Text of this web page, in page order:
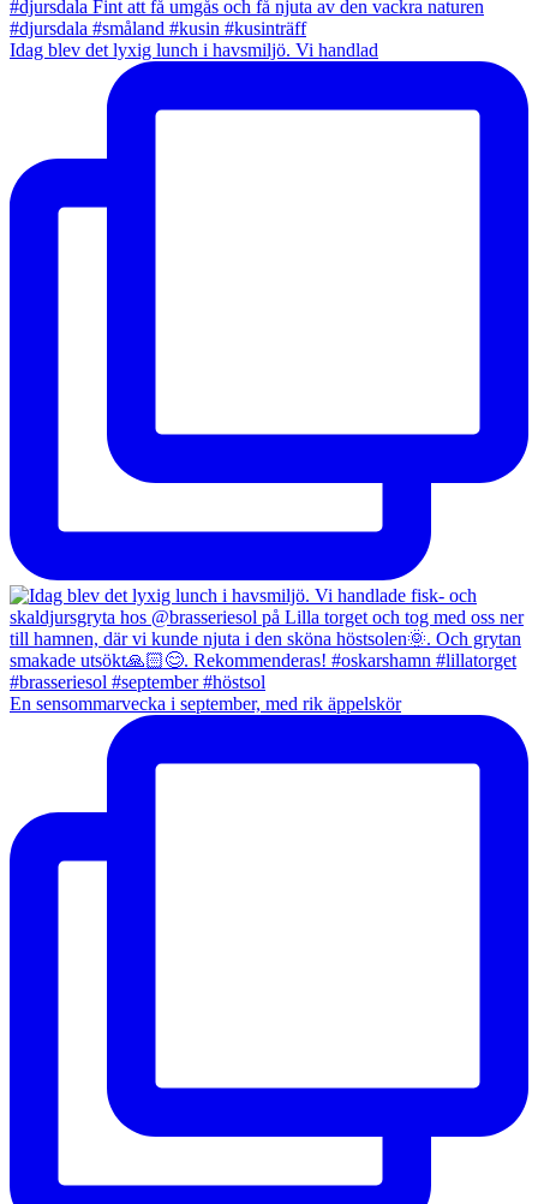
Idag blev det lyxig lunch i havsmiljö. Vi handlad
En sensommarvecka i september, med rik äppelskör